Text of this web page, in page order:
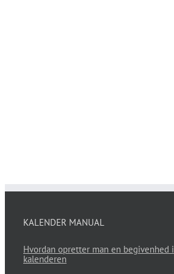
KALENDER MANUAL
Hvordan opretter man en begivenhed i
kalenderen